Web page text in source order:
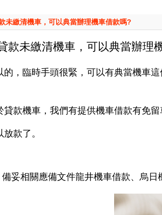
未繳清機車，可以典當辦理機車借款嗎?
款未繳清機車，可以典當辦理
的，臨時手頭很緊，可以有典當機車
貸款機車，我們有提供機車借款有免
放款了。
備妥相關應備文件龍井機車借款、烏日